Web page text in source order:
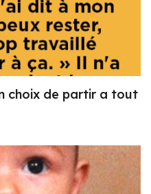
choix de partir a tout